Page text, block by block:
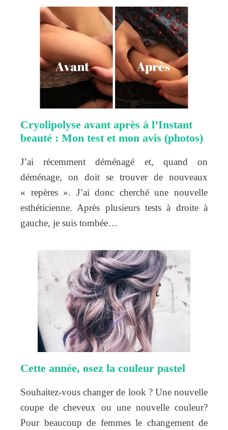
Cryolipolyse avant après à l’Instant
beauté : Mon test et mon avis (photos)
J’ai récemment déménagé et, quand on
déménage, on doit se trouver de nouveaux
« repères ». J’ai donc cherché une nouvelle
esthéticienne. Après plusieurs tests à droite à
gauche, je suis tombée…
Cette année, osez la couleur pastel
Souhaitez-vous changer de look ? Une nouvelle
coupe de cheveux ou une nouvelle couleur?
Pour beaucoup de femmes le changement de